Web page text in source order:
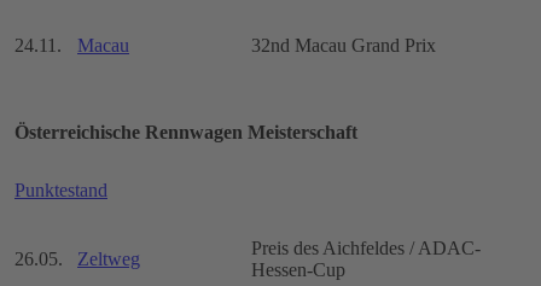
24.11. Macau 32nd Macau Grand Prix
Österreichische Rennwagen Meisterschaft
Punktestand
26.05. Zeltweg
Preis des Aichfeldes / ADAC-
Hessen-Cup